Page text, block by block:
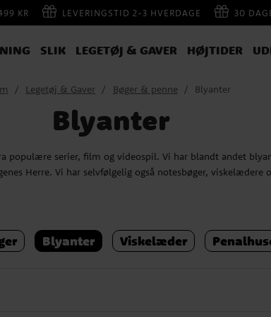
KR LEVERINGSTID 2-3 HVERDAGE 30
SLIK LEGETØJ & GAVER HØJTIDER
Legetøj & Gaver Bøger & penne Blyanter
Blyanter
populære serier, film og videospil. Vi har blandt andet
Herre. Vi har selvfølgelig også notesbøger, viskelædere
Blyanter Viskelæder